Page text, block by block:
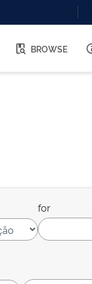
BROWSE
for